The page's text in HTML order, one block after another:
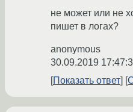
не может или не
пишет в логах?
anonymous
30.09.2019
Показать ответ